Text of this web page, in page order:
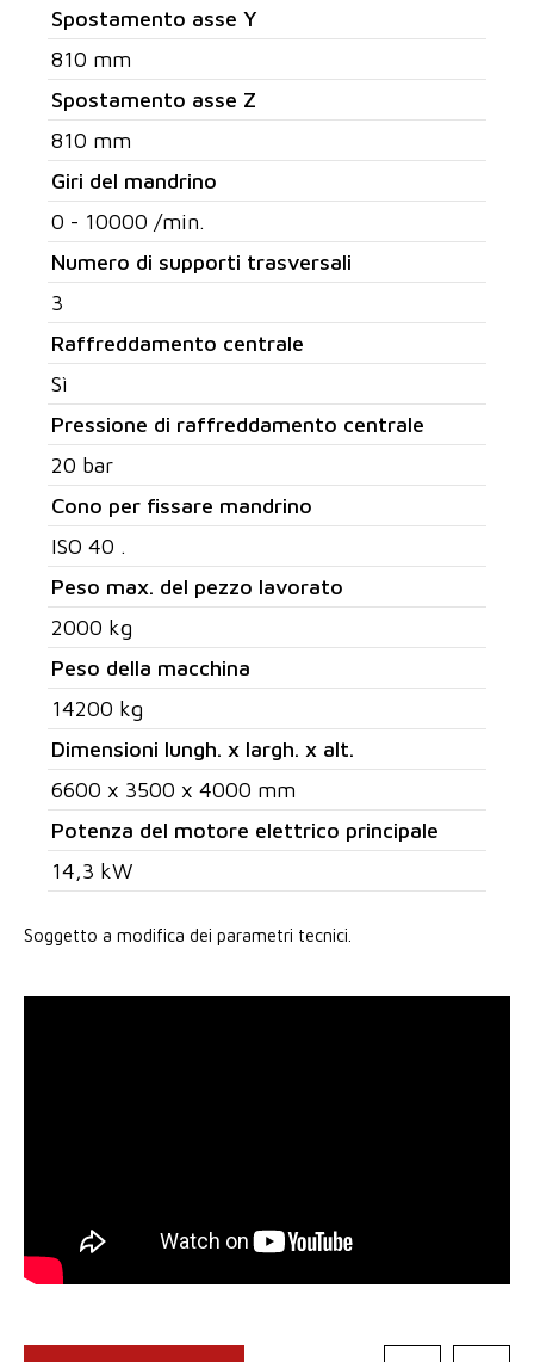
Spostamento asse Y
810 mm
Spostamento asse Z
810 mm
Giri del mandrino
0 - 10000 /min.
Numero di supporti trasversali
3
Raffreddamento centrale
Sì
Pressione di raffreddamento centrale
20 bar
Cono per fissare mandrino
ISO 40 .
Peso max. del pezzo lavorato
2000 kg
Peso della macchina
14200 kg
Dimensioni lungh. x largh. x alt.
6600 x 3500 x 4000 mm
Potenza del motore elettrico principale
14,3 kW
Soggetto a modifica dei parametri tecnici.